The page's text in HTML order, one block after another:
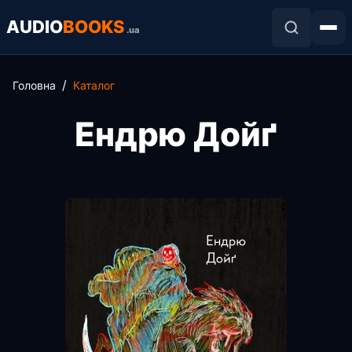
AUDIOBOOKS .ua
Головна Каталог
Ендрю Дойґ